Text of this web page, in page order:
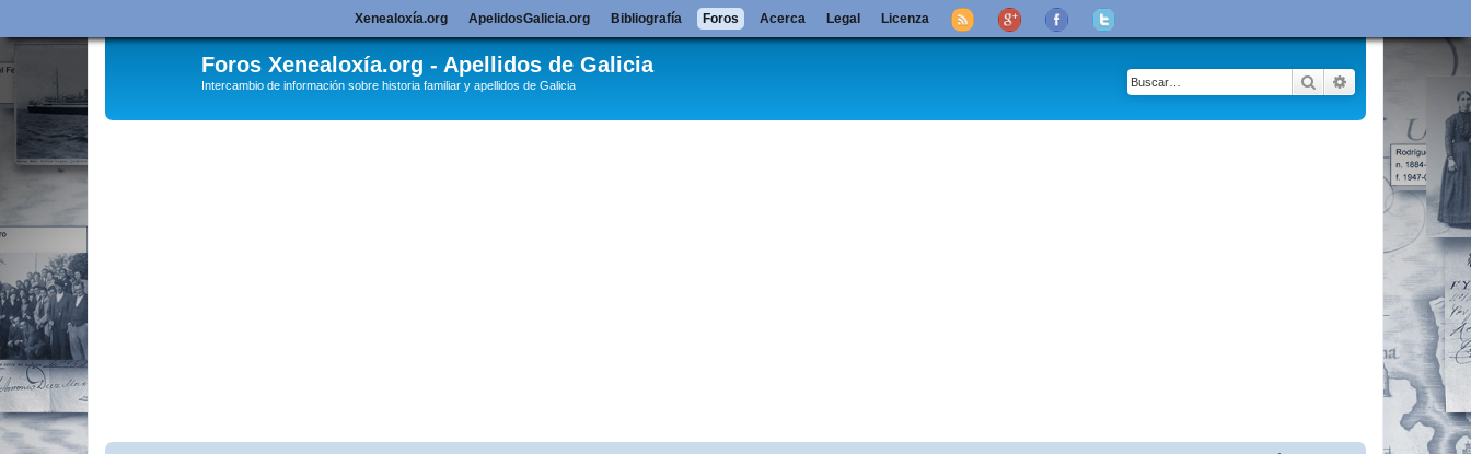
Foros Xenealoxía.org - Apellidos de Galicia
Intercambio de información sobre historia familiar y apellidos de Galicia Buscar Búsqueda
Xenealoxía.org ApelidosGalicia.org Bibliografía Foros Acerca Legal Licenza